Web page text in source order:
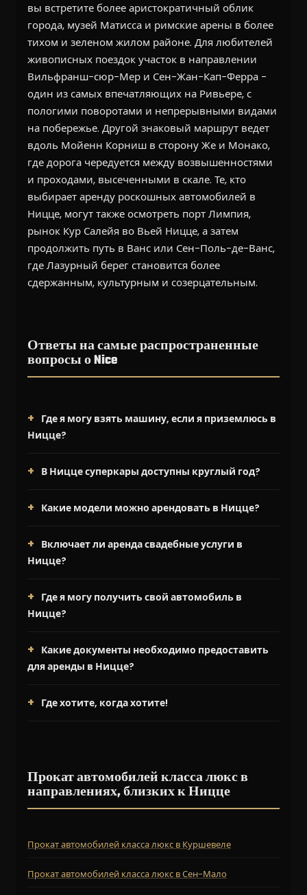
вы встретите более аристократичный облик
города, музей Матисса и римские арены в более
тихом и зеленом жилом районе. Для любителей
живописных поездок участок в направлении
Вильфранш-сюр-Мер и Сен-Жан-Кап-Ферра -
один из самых впечатляющих на Ривьере, с
пологими поворотами и непрерывными видами
на побережье. Другой знаковый маршрут ведет
вдоль Мойенн Корниш в сторону Же и Монако,
где дорога чередуется между возвышенностями
и проходами, высеченными в скале. Те, кто
выбирает аренду роскошных автомобилей в
Ницце, могут также осмотреть порт Лимпия,
рынок Кур Салейя во Вьей Ницце, а затем
продолжить путь в Ванс или Сен-Поль-де-Ванс,
где Лазурный берег становится более
сдержанным, культурным и созерцательным.
Ответы на самые распространенные
вопросы о Nice
Где я могу взять машину, если я приземлюсь в
Ницце?
В Ницце суперкары доступны круглый год?
Какие модели можно арендовать в Ницце?
Включает ли аренда свадебные услуги в
Ницце?
Где я могу получить свой автомобиль в
Ницце?
Какие документы необходимо предоставить
для аренды в Ницце?
Где хотите, когда хотите!
Прокат автомобилей класса люкс в
направлениях, близких к Ницце
Прокат автомобилей класса люкс в Куршевеле
Прокат автомобилей класса люкс в Сен-Мало